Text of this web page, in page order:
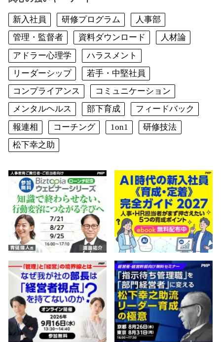
新入社員 研修プログラム
人事部
管理・監督者
資料ダウンロード
人材論
アドラー心理学
ハラスメント
リーダーシップ
若手・中堅社員
コンプライアンス
コミュニケーション
メンタルヘルス
部下育成
フィードバック
報連相
コーチング 1on1
研修技法
松下幸之助